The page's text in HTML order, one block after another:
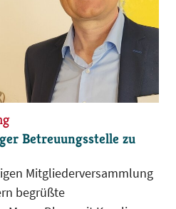
Betreuungsstelle zu
begrüßte